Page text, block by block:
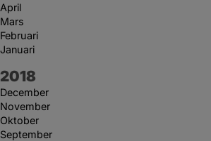
April
Mars
Februari
Januari
År:
2018
December
November
Oktober
September